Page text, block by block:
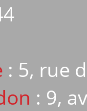
: 5, rue
: 9,